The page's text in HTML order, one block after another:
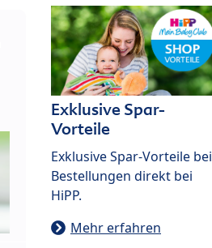
Exklusive Spar-
Vorteile
Exklusive Spar-Vorteile bei
Bestellungen direkt bei
HiPP.
Mehr erfahren